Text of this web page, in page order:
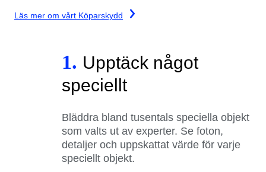
Läs mer om vårt Köparskydd
1. Upptäck något
speciellt
Bläddra bland tusentals speciella objekt
som valts ut av experter. Se foton,
detaljer och uppskattat värde för varje
speciellt objekt.